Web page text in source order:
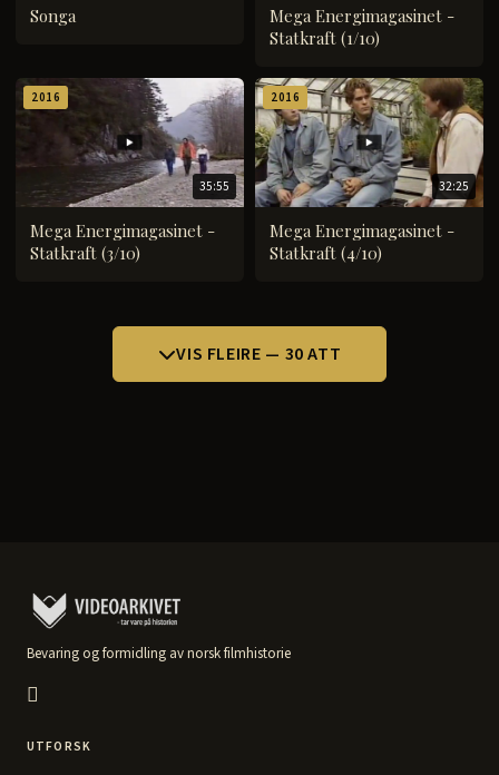
Songa
Mega Energimagasinet -
Statkraft (1/10)
2016
35:55
Mega Energimagasinet -
Statkraft (3/10)
2016
32:25
Mega Energimagasinet -
Statkraft (4/10)
VIS FLEIRE — 30 ATT
Bevaring og formidling av norsk filmhistorie
UTFORSK